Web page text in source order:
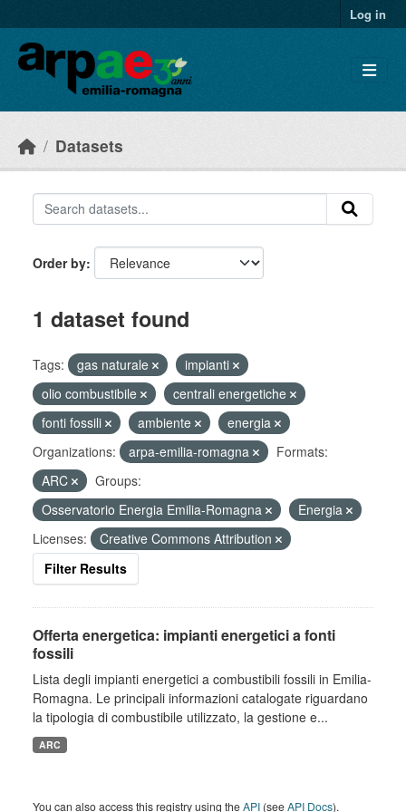
Log in
Datasets
Order by
1 dataset found
Tags: gas naturale
impianti
olio combustibile
centrali energetiche
fonti fossili
ambiente
energia
Organizations:
arpa-emilia-romagna
Formats:
ARC
Groups:
Osservatorio Energia Emilia-Romagna
Energia
Licenses:
Creative Commons Attribution
Filter Results
Offerta energetica: impianti energetici a fonti
fossili
Lista degli impianti energetici a combustibili fossili in Emilia-
Romagna. Le principali informazioni catalogate riguardano
la tipologia di combustibile utilizzato, la gestione e...
ARC
You can also access this registry using theAPI (seeAPI Docs).